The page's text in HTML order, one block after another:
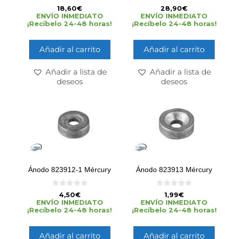
d
e
5
18,60€
ENVÍO INMEDIATO
¡Recíbelo 24-48 horas!
Añadir al carrito
Añadir a lista de
deseos
d
e
5
28,90€
ENVÍO INMEDIATO
¡Recíbelo 24-48 horas!
Añadir al carrito
Añadir a lista de
deseos
Ánodo 823912-1 Mércury
d
e
5
4,50€
ENVÍO INMEDIATO
¡Recíbelo 24-48 horas!
Añadir al carrito
Ánodo 823913 Mércury
d
e
5
1,99€
ENVÍO INMEDIATO
¡Recíbelo 24-48 horas!
Añadir al carrito